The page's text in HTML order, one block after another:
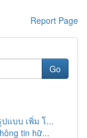
Report Page
Go
แบบ เพิ่ม โ...
tin hữ...